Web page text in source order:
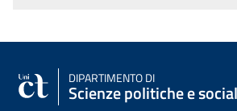
DIPARTIMENTO DI
Scienze politiche e